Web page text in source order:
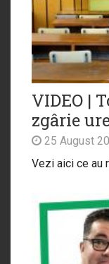
VIDEO |
zgârie
25 August
Vezi aici ce au